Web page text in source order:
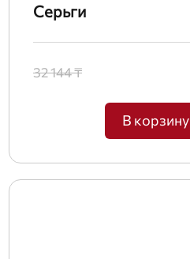
Серьги
32 144 ₸
В корзину